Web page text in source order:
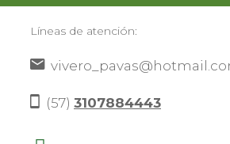
Líneas de atención:
(57) 3107884443